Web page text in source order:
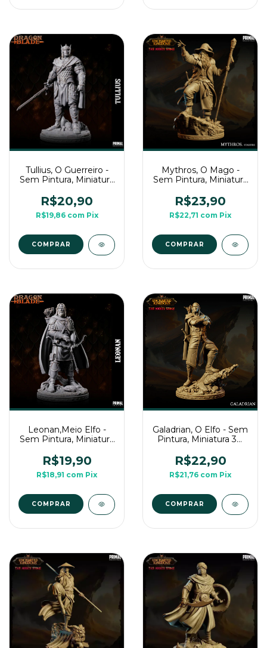
Tullius, O Guerreiro -
Sem Pintura, Miniatura
Mesa
R$20,90
R$19,86 com Pix
COMPRAR
Mythros, O Mago -
Sem Pintura, Miniatura
Mesa
R$23,90
R$22,71 com Pix
COMPRAR
Leonan,Meio Elfo -
Sem Pintura, Miniatura
Mesa
R$19,90
R$18,91 com Pix
COMPRAR
Galadrian, O Elfo - Sem
Pintura, Miniatura 3D
Mesa
R$22,90
R$21,76 com Pix
COMPRAR